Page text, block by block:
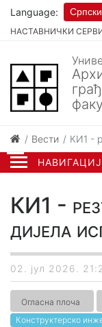
НАСТАВНИЧКИ
Language: Српски
Вести КИ1 -
КИ1 -
дијела
02. јул 2026.
Огласна плоча
Конструктерско